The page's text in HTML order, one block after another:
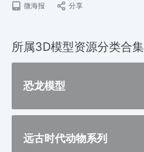
微海报 分享
所属3D模型资源分类合集
恐龙模型
远古时代动物系列